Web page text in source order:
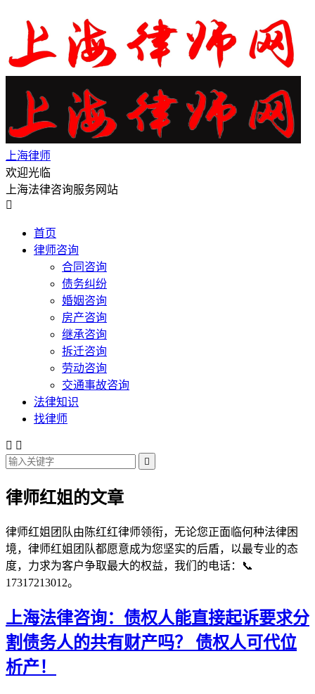
上海律师
欢迎光临
上海法律咨询服务网站

首页
律师咨询
合同咨询
债务纠纷
婚姻咨询
房产咨询
继承咨询
拆迁咨询
劳动咨询
交通事故咨询
法律知识
找律师
 

律师红姐的文章
律师红姐团队由陈红红律师领衔，无论您正面临何种法律困
境，律师红姐团队都愿意成为您坚实的后盾，以最专业的态
度，力求为客户争取最大的权益，我们的电话：📞
17317213012。
上海法律咨询：债权人能直接起诉要求分
割债务人的共有财产吗？ 债权人可代位
析产！